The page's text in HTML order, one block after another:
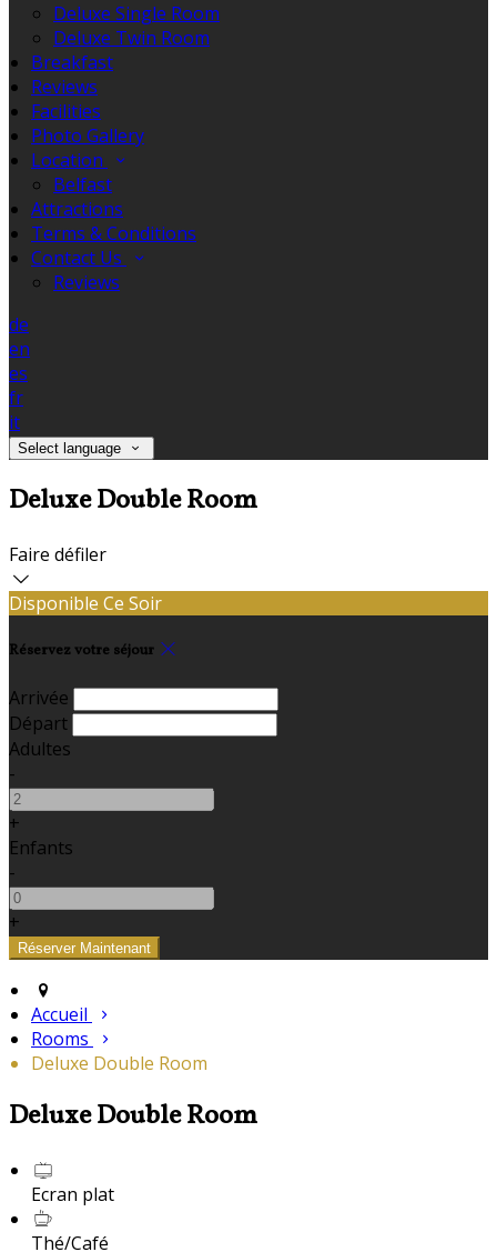
Deluxe Single Room
Deluxe Twin Room
Breakfast
Reviews
Facilities
Photo Gallery
Location
Belfast
Attractions
Terms & Conditions
Contact Us
Reviews
de
en
es
fr
it
Select language
Deluxe Double Room
Faire défiler
Disponible Ce Soir
Réservez votre séjour
Arrivée
Départ
Adultes
-
+
Enfants
-
+
Accueil
Rooms
Deluxe Double Room
Deluxe Double Room
Ecran plat
Thé/Café